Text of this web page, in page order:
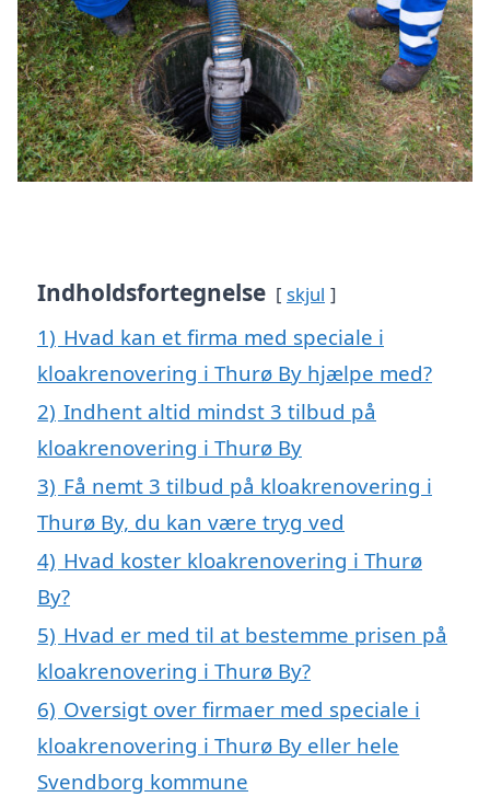
Indholdsfortegnelse skjul
1) Hvad kan et firma med speciale i
kloakrenovering i Thurø By hjælpe med?
2) Indhent altid mindst 3 tilbud på
kloakrenovering i Thurø By
3) Få nemt 3 tilbud på kloakrenovering i
Thurø By, du kan være tryg ved
4) Hvad koster kloakrenovering i Thurø
By?
5) Hvad er med til at bestemme prisen på
kloakrenovering i Thurø By?
6) Oversigt over firmaer med speciale i
kloakrenovering i Thurø By eller hele
Svendborg kommune